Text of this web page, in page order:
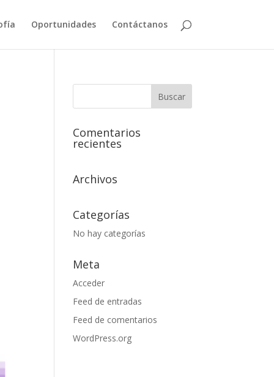
Oportunidades Contáctanos
Comentarios
recientes
Archivos
Categorías
No hay categorías
Meta
Acceder
Feed de entradas
Feed de comentarios
WordPress.org